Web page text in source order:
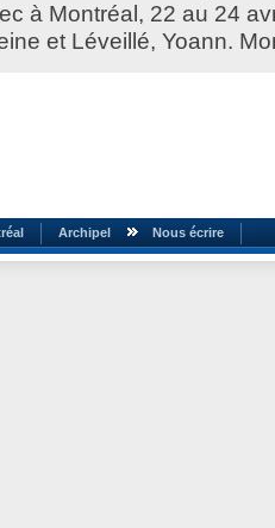
à Montréal, 22 au 24
et Léveillé, Yoann.
Archipel Nous écrire